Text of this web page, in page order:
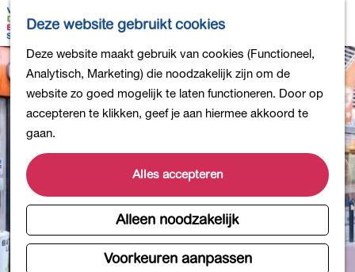
Deze website gebruikt cookies
Deze website maakt gebruik van cookies (Functioneel,
Analytisch, Marketing) die noodzakelijk zijn om de
website zo goed mogelijk te laten functioneren. Door op
accepteren te klikken, geef je aan hiermee akkoord te
gaan.
Alles accepteren
Alleen noodzakelijk
Voorkeuren aanpassen
G
a
n
a
a
r
d
e
h
o
m
K
a
r
t
Z
e
k
e
n
e
n
u
Bollen en Bloemen
Uit eten
DB4daagse - Inschrijven
Kinderactiviteiten
De natuur in
Musea en meer
Producten uit de Bollenstreek
Gezond en actief
Overnachten